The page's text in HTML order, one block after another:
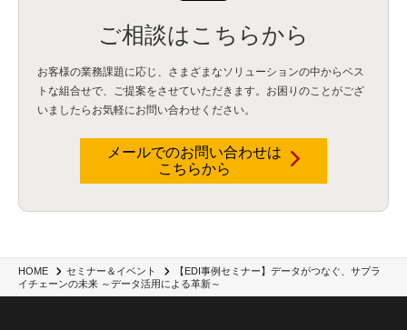
HOME セミナー＆イベント
【EDI事例セミナー】データがつなぐ、サプラ
イチェーンの未来 ～データ活用による革新～
ご相談はこちらから
お客様の業務課題に応じ、さまざまなソリューションの中からベス
トな組合せで、 ご提案をさせていただきます。お困りのことがござ
いましたらお気軽にお問い合わせください。
メールでのお問い合わせは
こちらから